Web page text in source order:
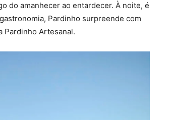
do amanhecer ao entardecer. À noite, é
Pardinho surpreende com
Pardinho Artesanal.